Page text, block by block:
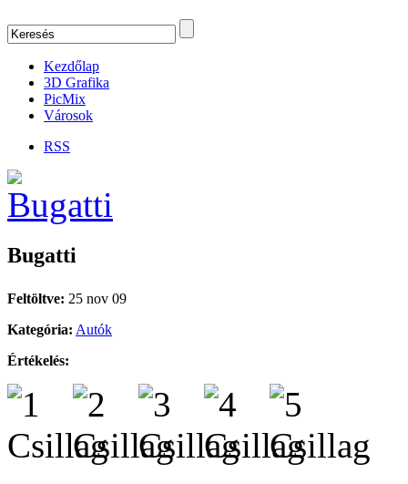
Kezdőlap
3D Grafika
PicMix
Városok
RSS
Bugatti
Feltöltve: 25 nov 09
Kategória: Autók
Értékelés: